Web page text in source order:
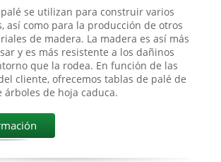
se utilizan para construir varios
así como para la producción de otros
de madera. La madera es así más
y es más resistente a los dañinos
que la rodea. En función de las
cliente, ofrecemos tablas de palé de
árboles de hoja caduca.